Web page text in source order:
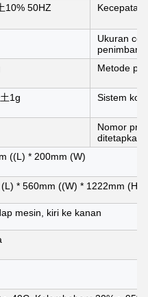
10% 50HZ
Kecepatan
Ukuran
penimbang
Metode
1g Sistem
Nomor
ditetapkan
((L) * 200mm (W)
* 560mm ((W) * 1222mm (H)
mesin, kiri ke kanan